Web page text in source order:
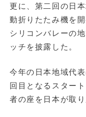
更に、第二回の日
動折りたたみ機を
シリコンバレーの
ッチを披露した。
今年の日本地域代
回目となるスター
者の座を日本が取